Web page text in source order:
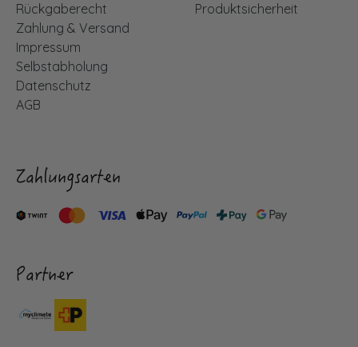
Rückgaberecht
Zahlung & Versand
Impressum
Selbstabholung
Datenschutz
AGB
Produktsicherheit
Zahlungsarten
Partner